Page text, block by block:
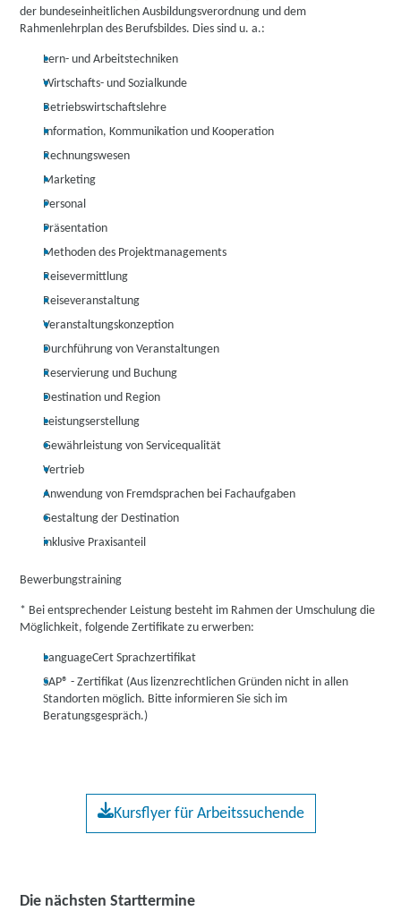
der bundeseinheitlichen Ausbildungsverordnung und dem
Rahmenlehrplan des Berufsbildes. Dies sind u. a.:
Lern- und Arbeitstechniken
Wirtschafts- und Sozialkunde
Betriebswirtschaftslehre
Information, Kommunikation und Kooperation
Rechnungswesen
Marketing
Personal
Präsentation
Methoden des Projektmanagements
Reisevermittlung
Reiseveranstaltung
Veranstaltungskonzeption
Durchführung von Veranstaltungen
Reservierung und Buchung
Destination und Region
Leistungserstellung
Gewährleistung von Servicequalität
Vertrieb
Anwendung von Fremdsprachen bei Fachaufgaben
Gestaltung der Destination
inklusive Praxisanteil
Bewerbungstraining
* Bei entsprechender Leistung besteht im Rahmen der Umschulung die
Möglichkeit, folgende Zertifikate zu erwerben:
LanguageCert Sprachzertifikat
SAP® - Zertifikat (Aus lizenzrechtlichen Gründen nicht in allen
Standorten möglich. Bitte informieren Sie sich im
Beratungsgespräch.)
Kursflyer für Arbeitssuchende
Die nächsten Starttermine